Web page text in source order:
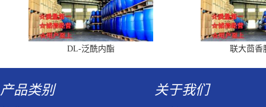
DL-泛酰内酯 联大茴香
产品类别 关于我们